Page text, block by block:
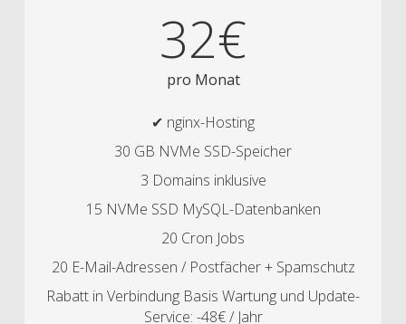
32€
pro Monat
✔ nginx-Hosting
30 GB NVMe SSD-Speicher
3 Domains inklusive
15 NVMe SSD MySQL-Datenbanken
20 Cron Jobs
20 E-Mail-Adressen / Postfächer + Spamschutz
Rabatt in Verbindung Basis Wartung und Update-
Service: -48€ / Jahr